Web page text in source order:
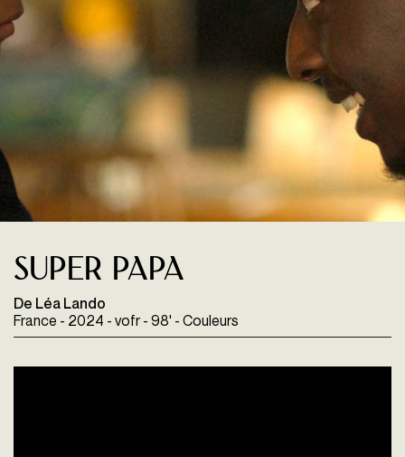
Super Papa
De Léa Lando
France - 2024 - vofr - 98' - Couleurs